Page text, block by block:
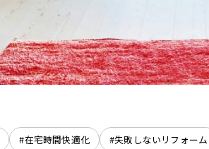
#在宅時間快適化 #失敗しないリフォーム